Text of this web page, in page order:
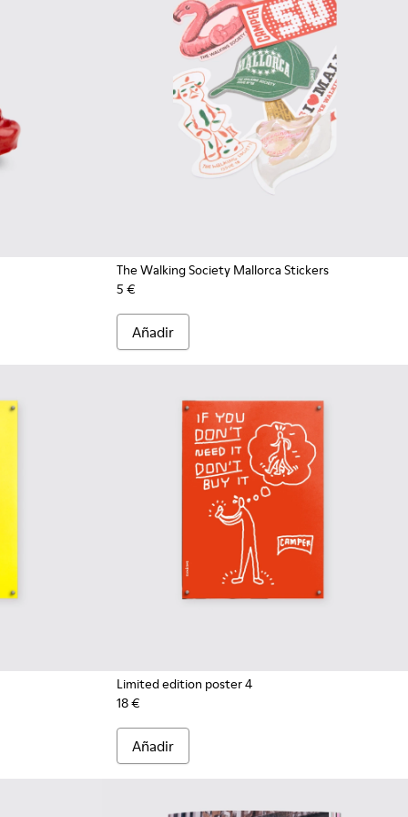
The Walking Society Mallorca Stickers
5 €
Añadir
Limited edition poster 4
18 €
Añadir